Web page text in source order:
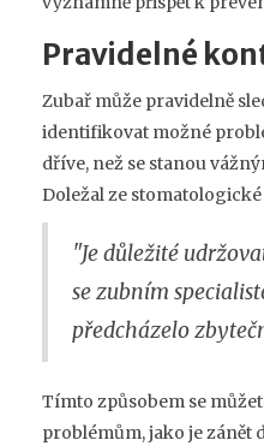
Pravidelné
Zubař může pravidelně
identifikovat možné
dříve, než se stanou
Doležal ze
"Je důležité
se zubním
předcházelo
Tímto způsobem se
problémům, jako je zánět